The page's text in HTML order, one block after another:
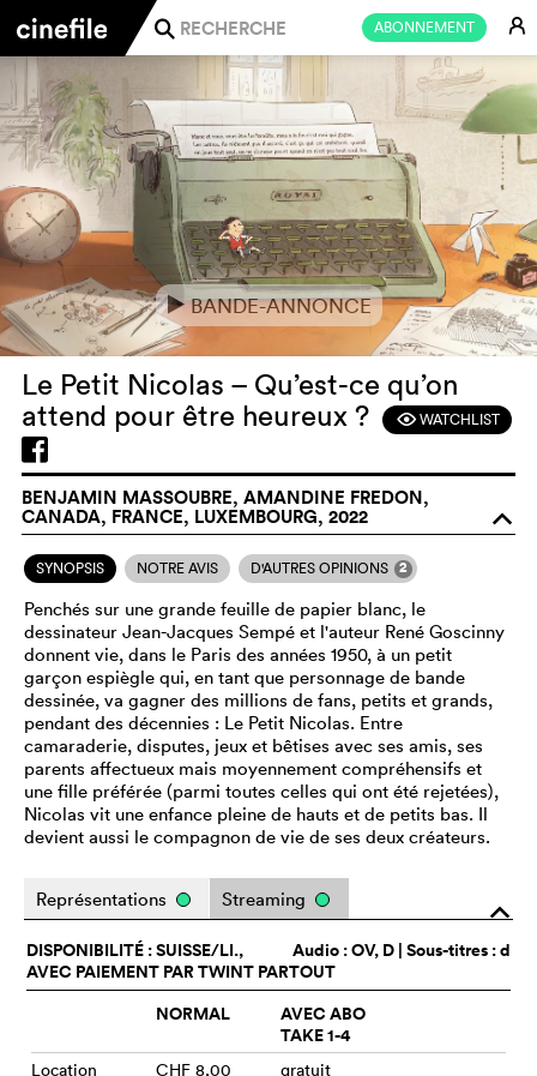
ABONNEMENT E
j
eBANDE-ANNONCE
Le Petit Nicolas – Qu’est-ce qu’on
attend pour être heureux ?
FWATCHLIST
BENJAMIN MASSOUBRE, AMANDINE FREDON,
CANADA, FRANCE, LUXEMBOURG, 2022 o
SYNOPSIS NOTRE AVIS D'AUTRES OPINIONS 2
Penchés sur une grande feuille de papier blanc, le
dessinateur Jean-Jacques Sempé et l'auteur René Goscinny
donnent vie, dans le Paris des années 1950, à un petit
garçon espiègle qui, en tant que personnage de bande
dessinée, va gagner des millions de fans, petits et grands,
pendant des décennies : Le Petit Nicolas. Entre
camaraderie, disputes, jeux et bêtises avec ses amis, ses
parents affectueux mais moyennement compréhensifs et
une fille préférée (parmi toutes celles qui ont été rejetées),
Nicolas vit une enfance pleine de hauts et de petits bas. Il
devient aussi le compagnon de vie de ses deux créateurs.
o
Représentations Streaming
Audio :OV, D | Sous-titres : d
DISPONIBILITÉ : SUISSE/LI.,
AVEC PAIEMENT PAR TWINT PARTOUT
NORMAL
AVEC ABO
TAKE 1-4
Location CHF 8,00 gratuit